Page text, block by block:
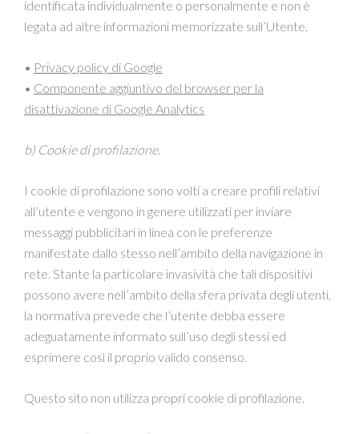
identificata individualmente o personalmente e non è
legata ad altre informazioni memorizzate sull’Utente.
• Privacy policy di Google
• Componente aggiuntivo del browser per la
disattivazione di Google Analytics
b) Cookie di profilazione.
I cookie di profilazione sono volti a creare profili relativi
all’utente e vengono in genere utilizzati per inviare
messaggi pubblicitari in linea con le preferenze
manifestate dallo stesso nell’ambito della navigazione in
rete. Stante la particolare invasività che tali dispositivi
possono avere nell’ambito della sfera privata degli utenti,
la normativa prevede che l’utente debba essere
adeguatamente informato sull’uso degli stessi ed
esprimere così il proprio valido consenso.
Questo sito non utilizza propri cookie di profilazione.